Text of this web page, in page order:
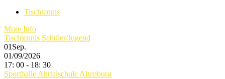
Tischtennis
More Info
Tischtennis Schüler/Jugend
01 Sep.
01/09/2026
17: 00 - 18: 30
Sporthalle Ahrtalschule Altenburg